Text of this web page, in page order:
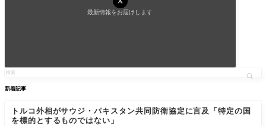
最新情報をお届けします
新着記事
トルコ外相がサウジ・パキスタン共同防衛協定に言及「特定の国
を標的とするものではない」